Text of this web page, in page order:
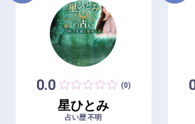
0.0 (0)
星ひとみ
占い歴 不明